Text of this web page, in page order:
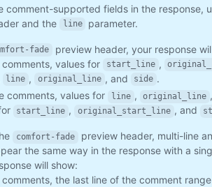
api.github.com/users/octocat",
github.com/octocat",
"https://api.github.com/users/octocat/
api.github.com/users/octocat/
api.github.com/users/octocat/
"https://api.github.com/users/
"https://api.github.com/users/
api.github.com/users/octocat/
api.github.com/users/octocat/
"https://api.github.com/users/
comment-supported fields in the response,
and the line parameter.
fade
preview header, your response
comments, values for
start_line ,
line , original_line , and side .
comments, values for
line , original_line
start_line , original_start_line , and
comfort-fade
preview header, multi-line
the same way in the response with a
will show:
comments, the last line of the comment